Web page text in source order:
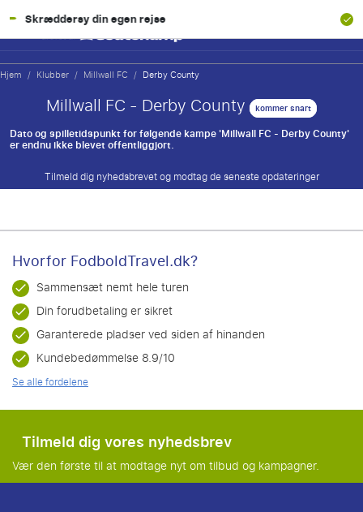
din egen rejse 100%
Hjem / Klubber / Millwall FC / Derby County
Millwall FC - Derby County kommer snart
Dato og spilletidspunkt for følgende kampe 'Millwall FC - Derby County'
er endnu ikke blevet offentliggjort.
Tilmeld dig nyhedsbrevet og modtag de seneste opdateringer
Hvorfor FodboldTravel.dk?
Sammensæt nemt hele turen
Din forudbetaling er sikret
Garanterede pladser ved siden af hinanden
Kundebedømmelse 8.9/10
Se alle fordelene
Tilmeld dig vores nyhedsbrev
Vær den første til at modtage nyt om tilbud og kampagner.